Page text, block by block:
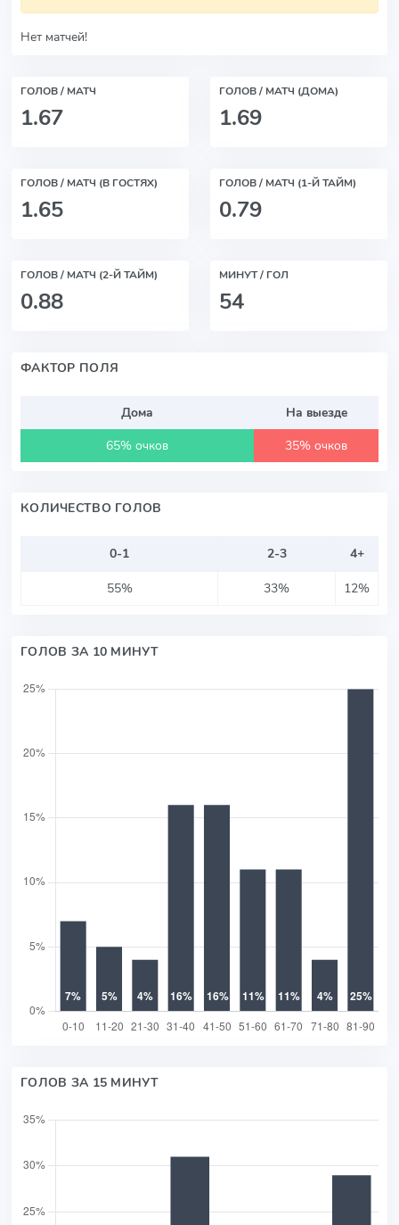
Нет матчей!
ГОЛОВ / МАТЧ
1.67
ГОЛОВ / МАТЧ (ДОМА)
1.69
ГОЛОВ / МАТЧ (В ГОСТЯХ)
1.65
ГОЛОВ / МАТЧ (1-Й ТАЙМ)
0.79
ГОЛОВ / МАТЧ (2-Й ТАЙМ)
0.88
МИНУТ / ГОЛ
54
ФАКТОР ПОЛЯ
Дома
На выезде
65% очков
35% очков
КОЛИЧЕСТВО ГОЛОВ
0-1 2-3
4+
55%
33% 12%
ГОЛОВ ЗА 10 МИНУТ
ГОЛОВ ЗА 15 МИНУТ